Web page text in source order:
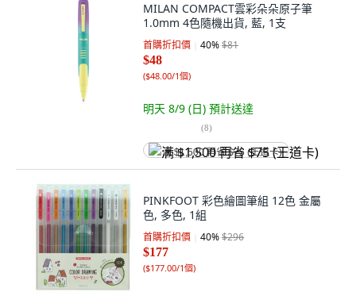
MILAN COMPACT雲彩朵朵原子筆
1.0mm 4色隨機出貨, 藍, 1支
首購折扣價 40%$81
$48
($48.00/1個)
明天 8/9 (日) 預計送達
(8)
满 $1,500 再省 $75 (王道卡)
PINKFOOT 彩色繪圖筆組 12色 金屬
色, 多色, 1組
首購折扣價 40%$296
$177
($177.00/1個)